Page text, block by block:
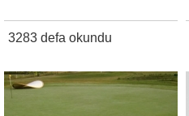
3283 defa okundu